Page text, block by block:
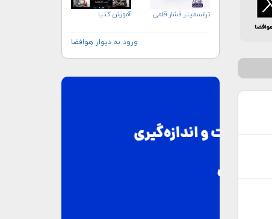
ترانسمیتر فشار قلمی آموزش کتیا
ورود به دیوار هوافضا